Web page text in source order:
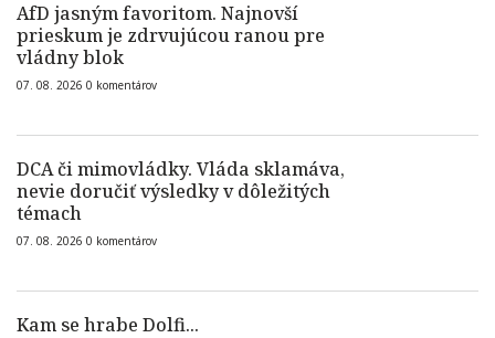
AfD jasným favoritom. Najnovší
prieskum je zdrvujúcou ranou pre
vládny blok
07. 08. 2026 0 komentárov
DCA či mimovládky. Vláda sklamáva,
nevie doručiť výsledky v dôležitých
témach
07. 08. 2026 0 komentárov
Kam se hrabe Dolfi...